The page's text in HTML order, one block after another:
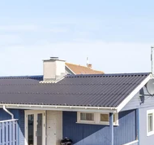
Sommerhuse for 8
Sommerhuse i Hvide Sande
Sommerhuse i Henne
Sommerhuse i Ho